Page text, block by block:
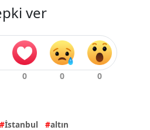
ver
İstanbul altın